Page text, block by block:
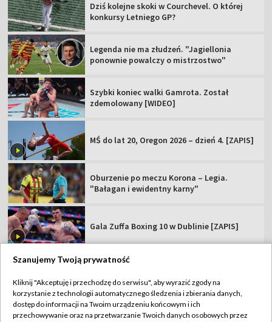
Dziś kolejne skoki w Courchevel. O której
konkursy Letniego GP?
Legenda nie ma złudzeń. "Jagiellonia
ponownie powalczy o mistrzostwo"
Szybki koniec walki Gamrota. Został
zdemolowany [WIDEO]
MŚ do lat 20, Oregon 2026 – dzień 4. [ZAPIS]
Oburzenie po meczu Korona – Legia.
"Bałagan i ewidentny karny"
Gala Zuffa Boxing 10 w Dublinie [ZAPIS]
TVP
Abonament TVP
Regulamin TVP
Szanujemy Twoją prywatność
Kliknij "Akceptuję i przechodzę do serwisu", aby wyrazić zgody na
korzystanie z technologii automatycznego śledzenia i zbierania danych,
dostęp do informacji na Twoim urządzeniu końcowym i ich
przechowywanie oraz na przetwarzanie Twoich danych osobowych przez